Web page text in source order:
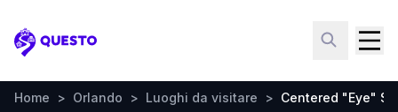
Questo
Home > Orlando > Luoghi da visitare > Centered "Eye"